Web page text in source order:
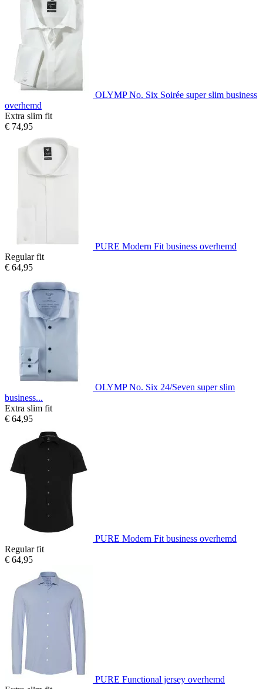
OLYMP No. Six Soirée super slim business
overhemd
Extra slim fit
€ 74,95
PURE Modern Fit business overhemd
Regular fit
€ 64,95
OLYMP No. Six 24/Seven super slim
business...
Extra slim fit
€ 64,95
PURE Modern Fit business overhemd
Regular fit
€ 64,95
PURE Functional jersey overhemd